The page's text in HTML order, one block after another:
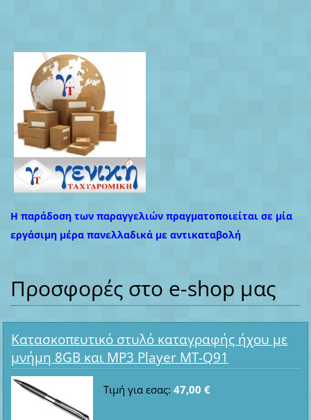
Η παράδοση των παραγγελιών πραγματοποιείται σε μία
εργάσιμη μέρα πανελλαδικά με αντικαταβολή
Προσφορές στο e-shop μας
Κατασκοπευτικό στυλό καταγραφής ήχου με
μνήμη 8GB και MP3 Player MT-Q91
Τιμή για εσας: 47,00 €